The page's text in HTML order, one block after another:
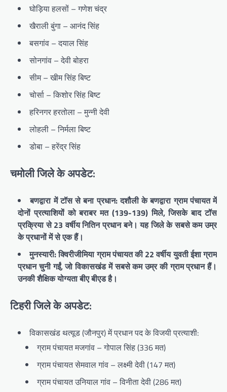
घोड़िया हलसों – गणेश चंद्र
खैराली बुंगा – आनंद सिंह
बसगांव – दयाल सिंह
सोनगांव – देवी बोहरा
सीम – खीम सिंह बिष्ट
चोर्सा – किशोर सिंह बिष्ट
हरिनगर हरतोला – मुन्नी देवी
लोहली – निर्मला बिष्ट
डोबा – हरेंद्र सिंह
चमोली जिले के अपडेट:
बणद्वारा में टॉस से बना प्रधान: दशौली के बणद्वारा ग्राम पंचायत में
दोनों प्रत्याशियों को बराबर मत (139-139) मिले, जिसके बाद टॉस
प्रक्रिया से 23 वर्षीय नितिन प्रधान बने। यह जिले के सबसे कम उम्र
के प्रधानों में से एक हैं।
मुनस्यारी: क्विरीजीमिया ग्राम पंचायत की 22 वर्षीय युवती ईशा ग्राम
प्रधान चुनी गईं, जो विकासखंड में सबसे कम उम्र की ग्राम प्रधान हैं।
उनकी शैक्षिक योग्यता बीए बीएड है।
टिहरी जिले के अपडेट:
विकासखंड थत्यूड (जौनपुर) में प्रधान पद के विजयी प्रत्याशी:
ग्राम पंचायत मजगांव – गोपाल सिंह (336 मत)
ग्राम पंचायत सेमवाल गांव – लक्ष्मी देवी (147 मत)
ग्राम पंचायत उनियाल गांव – विनीता देवी (286 मत)